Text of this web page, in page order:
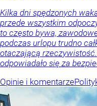
Kilka dni spędzonych
przede wszystkim
to często bywa,
podczas urlopu trudno
otaczającą
odpowiadało się za
Opinie i komentarze